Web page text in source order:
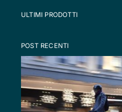
ULTIMI PRODOTTI
POST RECENTI